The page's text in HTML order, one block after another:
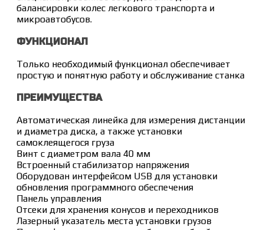
балансировки колес легкового транспорта и
микроавтобусов.
ФУНКЦИОНАЛ
Только необходимый функционал обеспечивает
простую и понятную работу и обслуживание станка
ПРЕИМУЩЕСТВА
Автоматическая линейка для измерения дистанции
и диаметра диска, а также установки
самоклеящегося груза
Винт с диаметром вала 40 мм
Встроенный стабилизатор напряжения
Оборудован интерфейсом USB для установки
обновления программного обеспечения
Панель управления
Отсеки для хранения конусов и переходников
Лазерный указатель места установки грузов